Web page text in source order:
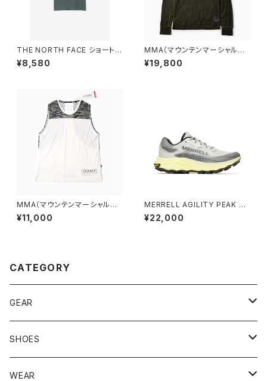
THE NORTH FACE ショートス
リーブフリーランパネルボーダ
ークルー （レディース） スレート
¥8,580
MMA（マウンテンマーシャルア
ーツ）POLARTEC® Alpha Dir
ect Balaclava Hoodie (Kha
¥19,800
MMA（マウンテンマーシャルア
ーツ） 100MPJ Trail Sleeve-
less (White)
¥11,000
MERRELL AGILITY PEAK 6
アジリティー ピーク 6［ウィメン
ズ］PIGEON/LIMONE ピジョ
¥22,000
CATEGORY
GEAR
BACKPACK
STUFFBAG
ACCESSORIES
SHOES
サンダル
WEAR